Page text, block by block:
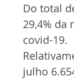
Do total
29,4%
covid-19.
julho